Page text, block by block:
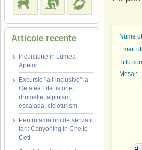
Articole recente
Incursiune in Lumea
Apelor
Excursie "all-inclusive" la
Cetatea Lita: istorie,
drumetie, alpinism,
escalada, cicloturism
Pentru amatorii de senzatii
tari: Canyoning in Cheile
Cetii
Nume
Email
Titlu
Mesaj: